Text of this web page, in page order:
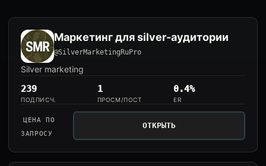
Маркетинг для silver-аудитории
@SilverMarketingRuPro
Silver marketing
239
ПОДПИСЧ.
1
ПРОСМ/ПОСТ
0.4%
ER
ЦЕНА ПО
ЗАПРОСУ
ОТКРЫТЬ